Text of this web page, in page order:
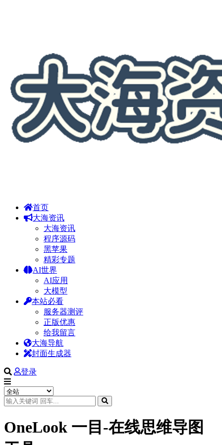
首页
大海资讯
大海资讯
程序源码
黑苹果
精彩专题
AI世界
AI应用
大模型
本站必看
服务器测评
正版优惠
给我留言
大海导航
封面生成器
登录
OneLook 一目-在线思维导图